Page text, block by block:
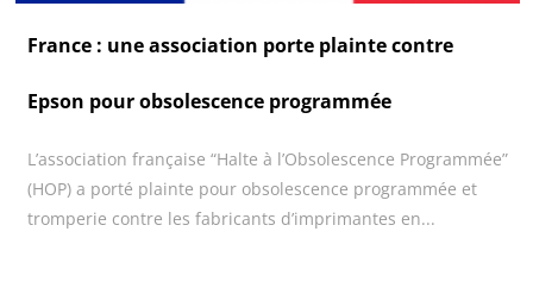
France : une association porte plainte contre
Epson pour obsolescence programmée
L’association française “Halte à l’Obsolescence Programmée”
(HOP) a porté plainte pour obsolescence programmée et
tromperie contre les fabricants d’imprimantes en...